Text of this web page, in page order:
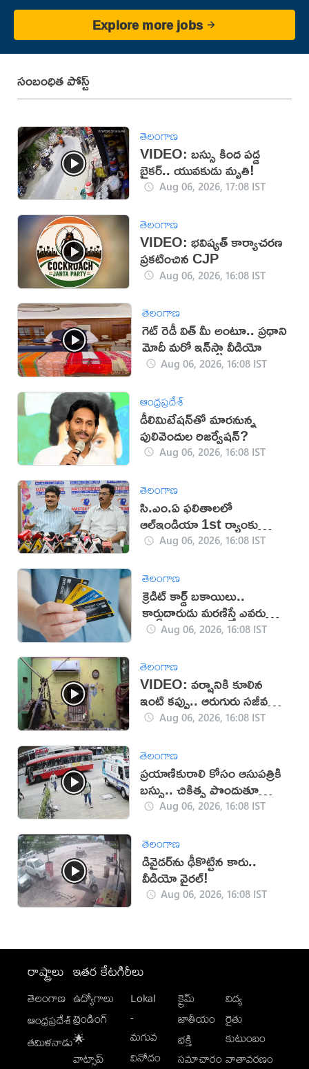
Explore more jobs
సంబంధిత పోస్ట్
తెలంగాణ
VIDEO: బస్సు కింద పడ్డ
బైకర్.. యువకుడు మృతి!
Aug 06, 2026, 17:08 IST
తెలంగాణ
VIDEO: భవిష్యత్ కార్యాచరణ
ప్రకటించిన CJP
Aug 06, 2026, 16:08 IST
తెలంగాణ
గెట్ రెడీ విత్ మీ అంటూ.. ప్రధాని
మోదీ మరో ఇన్‌స్టా వీడియో
Aug 06, 2026, 16:08 IST
ఆంధ్రప్రదేశ్
డీలిమిటేషన్‌తో మారనున్న
పులివెందుల రిజర్వేషన్?
Aug 06, 2026, 16:08 IST
తెలంగాణ
సి.ఎం.ఏ ఫలితాలలో
ఆల్ఇండియా 1st ర్యాంకు
సాధించిన మాస్టర్‌మైండ్స్
Aug 06, 2026, 16:08 IST
తెలంగాణ
క్రెడిట్ కార్డ్ బకాయిలు..
కార్డుదారుడు మరణిస్తే ఎవరు
చెల్లిస్తారు?
Aug 06, 2026, 16:08 IST
తెలంగాణ
VIDEO: వర్షానికి కూలిన
ఇంటి కప్పు.. ఆరుగురు సజీవ
సమాధి!Aug 06, 2026, 16:08 IST
తెలంగాణ
ప్రయాణికురాలి కోసం ఆసుపత్రికి
బస్సు.. చికిత్స పొందుతూ
మహిళ మృతి!
Aug 06, 2026, 16:08 IST
తెలంగాణ
డివైడర్‌ను ఢీకొట్టిన కారు..
వీడియో వైరల్!
Aug 06, 2026, 16:08 IST
రాష్ట్రాలు
తెలంగాణ
ఆంధ్రప్రదేశ్
తమిళనాడు
ఇతర కేటగిరీలు
ఉద్యోగాలు
ట్రెండింగ్
🌟
వాట్సాప్
Lokal
-
మగువ
వినోదం
క్రైమ్
జాతీయం
భక్తి
సమాచారం
విద్య
రైతు
కుటుంబం
వాతావరణం